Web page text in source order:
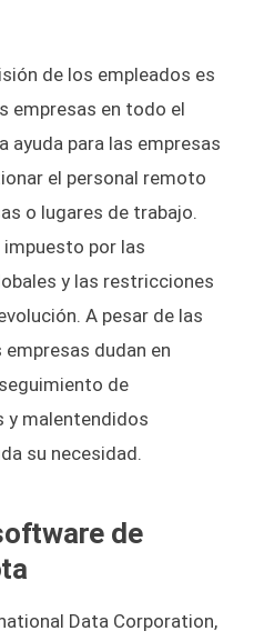
de los empleados es
empresas en todo el
ayuda para las empresas
el personal remoto
o lugares de trabajo.
impuesto por las
y las restricciones
A pesar de las
dudan en
de
y malentendidos
su necesidad.
de
Data Corporation,